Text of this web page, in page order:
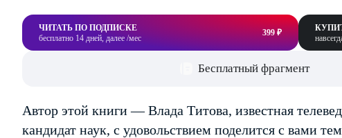
ЧИТАТЬ ПО ПОДПИСКЕ
бесплатно 14 дней, далее /мес
399 ₽
Бесплатный фрагмент
Автор этой книги — Влада Титова, известная
кандидат наук, с удовольствием поделится с вами